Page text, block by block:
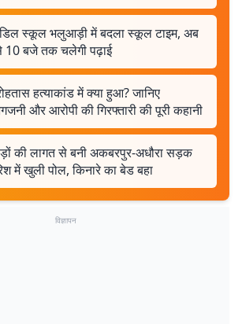
स्कूल भलुआड़ी में बदला स्कूल टाइम, अब
बजे तक चलेगी पढ़ाई
हत्याकांड में क्या हुआ? जानिए
और आरोपी की गिरफ्तारी की पूरी कहानी
की लागत से बनी अकबरपुर-अधौरा सड़क
में खुली पोल, किनारे का बेड बहा
विज्ञापन